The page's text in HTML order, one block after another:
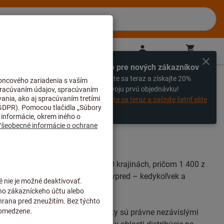
% Výhradne pre nových zákazníkov
Zaregistrujte sa teraz a získajte 20%
zľavu na svoju prvú objednávku!
Zaregistrujte sa teraz a začnite šetriť ešte
dnes!
zamestnancov vo viac ako 50 krajinách, pričom 1 400 z
aby ste sa posunuli vpred – kedykoľvek a
v Bielefelde, pričom všetky sú právne nezávislými